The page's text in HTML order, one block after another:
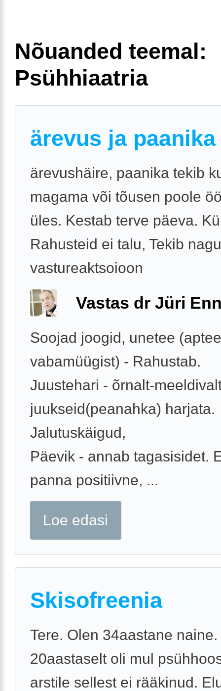
Nõuanded teemal:
Psühhiaatria
ärevus ja
ärevushäire, paanika tekib
magama või tõusen poole
üles. Kestab terve päeva.
Rahusteid ei talu, Tekib nagu
vastureaktsoioon
Vastas dr Jüri
Soojad joogid, unetee
vabamüügist) - Rahustab.
Juustehari - õrnalt-
juukseid(peanahka) harjata.
Jalutuskäigud,
Päevik - annab tagasisidet.
panna positiivne, ...
Loe edasi
Skisofreenia
Tere. Olen 34aastane naine.
20aastaselt oli mul
arstile sellest ei rääkinud.